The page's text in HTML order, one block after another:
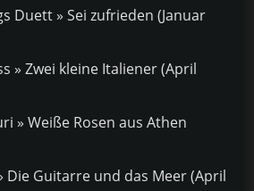
Duett » Sei zufrieden (Januar
» Zwei kleine Italiener (April
» Weiße Rosen aus Athen
Die Guitarre und das Meer (April